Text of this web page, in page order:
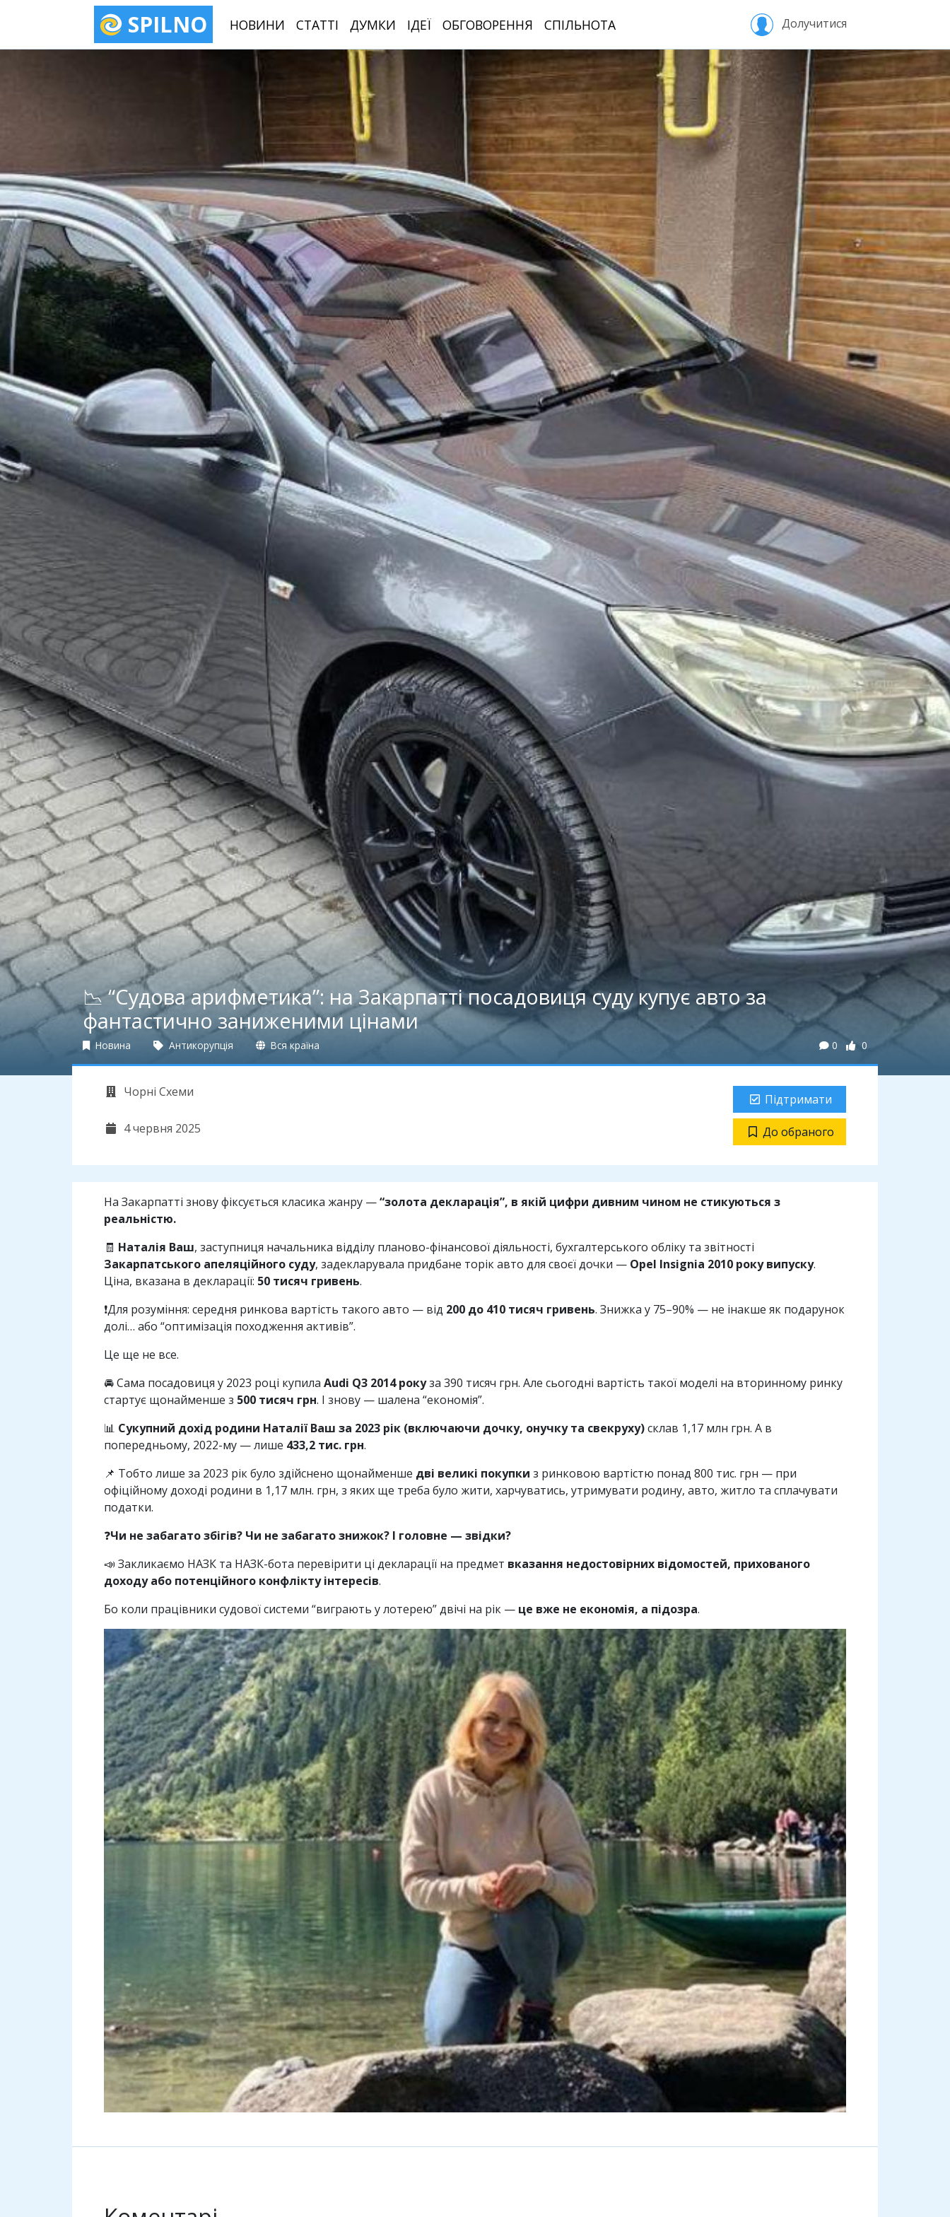
SPILNO НОВИНИ СТАТТІ ДУМКИ ІДЕЇ ОБГОВОРЕННЯ СПІЛЬНОТА Долучитися
📉 “Судова арифметика”: на Закарпатті посадовиця суду купує авто за
фантастично заниженими цінами
Новина Антикорупція Вся країна 0 0
Чорні Схеми
4 червня 2025
Підтримати
До обраного
На Закарпатті знову фіксується класика жанру —“золота декларація”, в якій цифри дивним чином не стикуються з
реальністю.
🧾 Наталія Ваш, заступниця начальника відділу планово-фінансової діяльності, бухгалтерського обліку та звітності
Закарпатського апеляційного суду, задекларувала придбане торік авто для своєї дочки — Opel Insignia 2010 року випуску.
Ціна, вказана в декларації: 50 тисяч гривень.
❗️Для розуміння: середня ринкова вартість такого авто — від 200 до 410 тисяч гривень. Знижка у 75–90% — не інакше як подарунок
долі… або “оптимізація походження активів”.
Це ще не все.
🚘 Сама посадовиця у 2023 році купила Audi Q3 2014 рокуза 390 тисяч грн. Але сьогодні вартість такої моделі на вторинному ринку
стартує щонайменше з 500 тисяч грн. І знову — шалена “економія”.
📊 Сукупний дохід родини Наталії Ваш за 2023 рік (включаючи дочку, онучку та свекруху)склав 1,17 млн грн. А в
попередньому, 2022-му — лише 433,2 тис. грн.
📌 Тобто лише за 2023 рік було здійснено щонайменше дві великі покупки з ринковою вартістю понад 800 тис. грн — при
офіційному доході родини в 1,17 млн. грн, з яких ще треба було жити, харчуватись, утримувати родину, авто, житло та сплачувати
податки.
❓Чи не забагато збігів? Чи не забагато знижок? І головне — звідки?
📣 Закликаємо НАЗК та НАЗК-бота перевірити ці декларації на предмет вказання недостовірних відомостей, прихованого
доходу або потенційного конфлікту інтересів.
Бо коли працівники судової системи “виграють у лотерею” двічі на рік — це вже не економія, а підозра.